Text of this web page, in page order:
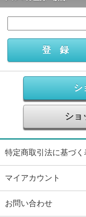
シ
ショ
特定商取引法に基づく
マイアカウント
お問い合わせ